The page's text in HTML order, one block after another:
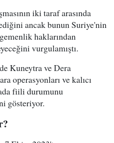
iki taraf arasında
ancak bunun Suriye'nin
haklarından
vurgulamıştı.
Kuneytra ve Dera
operasyonları ve kalıcı
fiili durumunu
gösteriyor.